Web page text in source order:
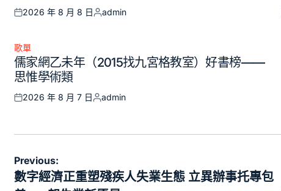
Posted
2026 年 8 月 8 日
Posted
admin
Posted
in
歌單
儒家網乙未年（2015找九宮格教室）好書榜——
思惟學術類
Posted
2026 年 8 月 7 日
Posted
admin
文
章
Previous:
數字經濟正重塑殘疾人失業生態 立異辦事托專包